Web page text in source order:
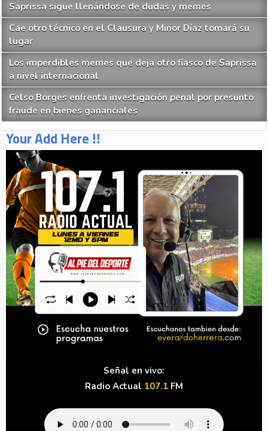
Saprissa sigue llenándose de dudas y memes
Cae otro técnico en el Clausura y Minor Díaz tomará su
lugar
Los imperdibles memes que deja otro fiasco de Saprissa
a nivel internacional
Celso Borges enfrenta investigación penal por presunto
fraude en bienes gananciales
Your Add Here !!
Señal en vivo:
Radio Actual 107.1 FM